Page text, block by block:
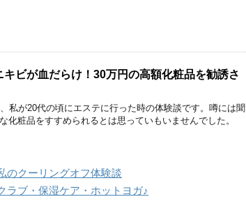
ビが血だらけ！30万円の高額化粧品を勧誘さ
私が20代の頃にエステに行った時の体験談です。噂には聞
化粧品をすすめられるとは思っていもいませんでした。
のクーリングオフ体験談
ラブ・保湿ケア・ホットヨガ♪